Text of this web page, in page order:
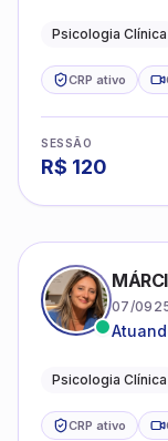
Psicologia Clínica
CRP ativo
SESSÃO
R$ 120
07/
Psicologia Clínica
CRP ativo